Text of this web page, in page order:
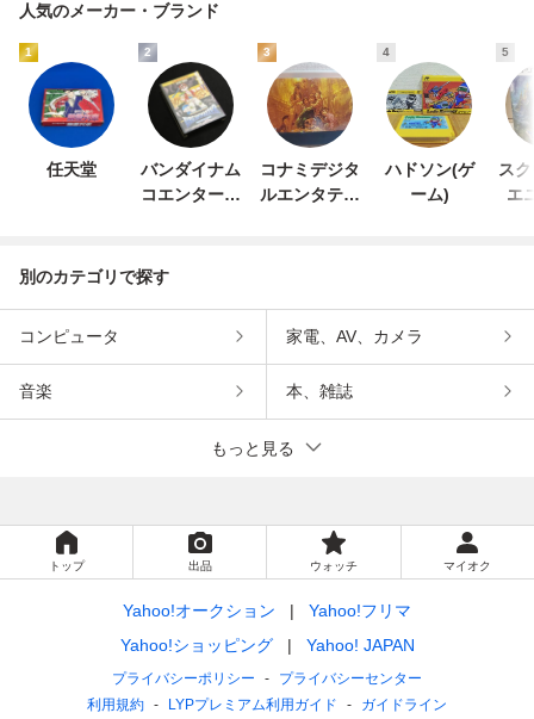
人気のメーカー・ブランド
1
任天堂
2
バンダイナム
コエンターテ
3
コナミデジタ
ルエンタテイ
4
ハドソン(ゲ
ーム)
5
ス
エ
別のカテゴリで探す
コンピュータ 家電、AV、カメラ
音楽 本、雑誌
もっと見る
トップ 出品 ウォッチ マイオク
Yahoo!オークション
Yahoo!フリマ
Yahoo!ショッピング
Yahoo! JAPAN
プライバシーポリシー
プライバシーセンター
利用規約
LYPプレミアム利用ガイド ガイドライン